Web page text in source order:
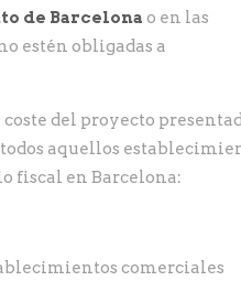
de Barcelona o en las
estén obligadas a
del proyecto
aquellos
fiscal en Barcelona:
comerciales